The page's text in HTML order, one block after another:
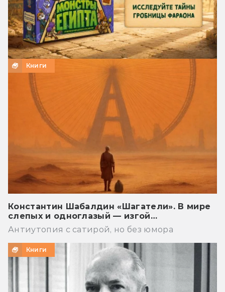
Книги
Константин Шабалдин «Шагатели». В мире
слепых и одноглазый — изгой…
Антиутопия с сатирой, но без юмора
Книги